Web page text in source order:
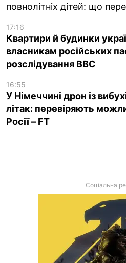
повнолітніх дітей: що
17:16
Квартири й будинки
власникам російських
розслідування BBC
16:55
У Німеччині дрон із
літак: перевіряють
Росії – FT
Соціальна